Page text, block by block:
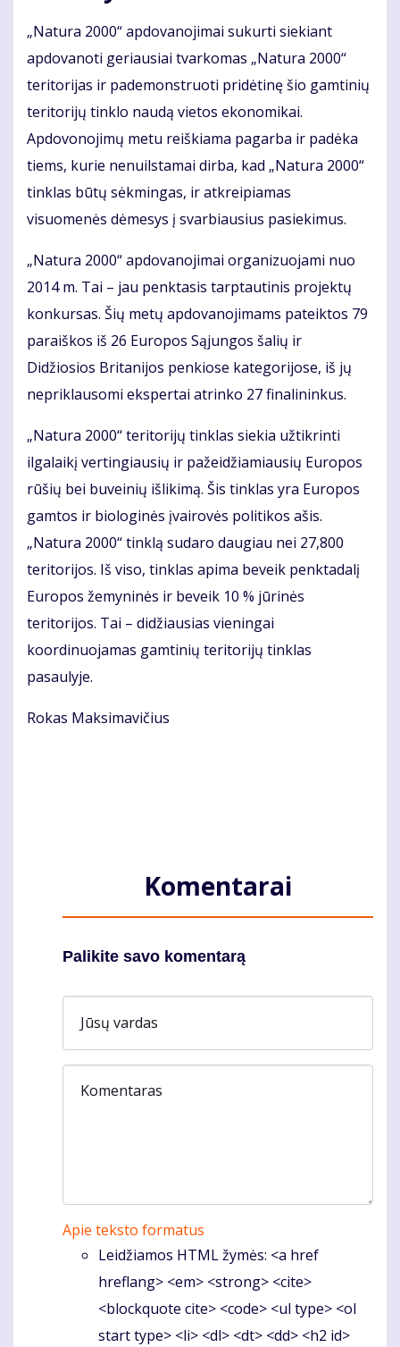
„Natura 2000“ apdovanojimai sukurti siekiant
apdovanoti geriausiai tvarkomas „Natura 2000“
teritorijas ir pademonstruoti pridėtinę šio gamtinių
teritorijų tinklo naudą vietos ekonomikai.
Apdovonojimų metu reiškiama pagarba ir padėka
tiems, kurie nenuilstamai dirba, kad „Natura 2000“
tinklas būtų sėkmingas, ir atkreipiamas
visuomenės dėmesys į svarbiausius pasiekimus.
„Natura 2000“ apdovanojimai organizuojami nuo
2014 m. Tai – jau penktasis tarptautinis projektų
konkursas. Šių metų apdovanojimams pateiktos 79
paraiškos iš 26 Europos Sąjungos šalių ir
Didžiosios Britanijos penkiose kategorijose, iš jų
nepriklausomi ekspertai atrinko 27 finalininkus.
„Natura 2000“ teritorijų tinklas siekia užtikrinti
ilgalaikį vertingiausių ir pažeidžiamiausių Europos
rūšių bei buveinių išlikimą. Šis tinklas yra Europos
gamtos ir biologinės įvairovės politikos ašis.
„Natura 2000“ tinklą sudaro daugiau nei 27,800
teritorijos. Iš viso, tinklas apima beveik penktadalį
Europos žemyninės ir beveik 10 % jūrinės
teritorijos. Tai – didžiausias vieningai
koordinuojamas gamtinių teritorijų tinklas
pasaulyje.
Rokas Maksimavičius
Komentarai
Palikite savo komentarą
Jūsų vardas
Komentaras
Apie teksto formatus
Leidžiamos HTML žymės: <a href
hreflang> <em> <strong> <cite>
<blockquote cite> <code> <ul type> <ol
start type> <li> <dl> <dt> <dd> <h2 id>